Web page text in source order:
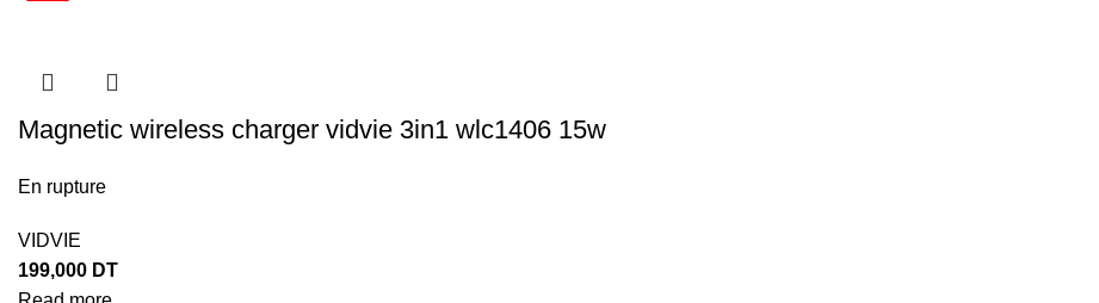
Magnetic wireless charger vidvie 3in1 wlc1406 15w
En rupture
VIDVIE
199,000 DT